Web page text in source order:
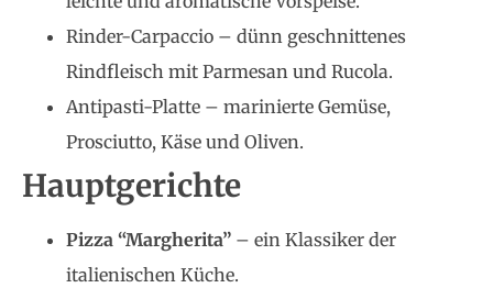
Rinder-Carpaccio – dünn geschnittenes
Rindfleisch mit Parmesan und Rucola.
Antipasti-Platte – marinierte Gemüse,
Prosciutto, Käse und Oliven.
Hauptgerichte
Pizza “Margherita” – ein Klassiker der
italienischen Küche.